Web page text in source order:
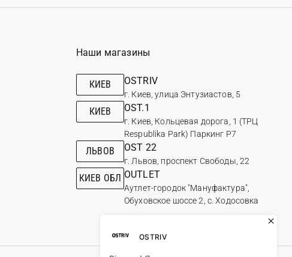
Наши магазины
КИЕВ OSTRIV
г. Киев, улица Энтузиастов, 5
КИЕВ OST.1
г. Киев, Кольцевая дорога, 1 (ТРЦ
Respublika Park) Паркинг Р7
ЛЬВОВ OST 22
г. Львов, проспект Свободы, 22
КИЕВ ОБЛ OUTLET
Аутлет-городок "Мануфактура",
Обуховское шоссе 2, с. Ходосовка